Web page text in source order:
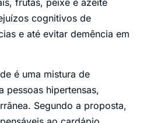
frutas, peixe e azeite
cognitivos de
e até evitar demência em
é uma mistura de
pessoas hipertensas,
Segundo a proposta,